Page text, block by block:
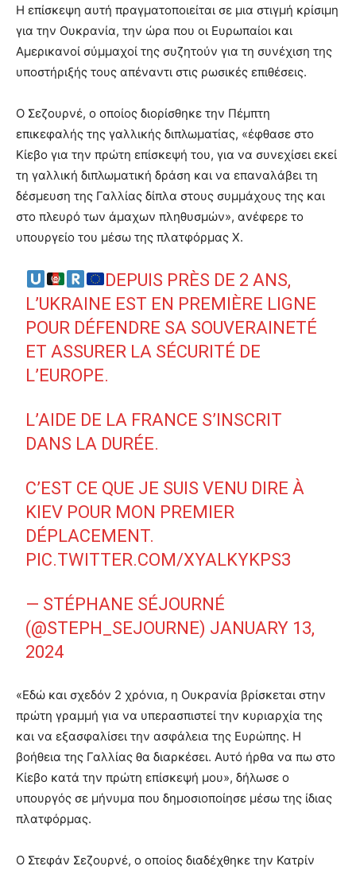
Η επίσκεψη αυτή πραγματοποιείται σε μια στιγμή κρίσιμη
για την Ουκρανία, την ώρα που οι Ευρωπαίοι και
Αμερικανοί σύμμαχοί της συζητούν για τη συνέχιση της
υποστήριξής τους απέναντι στις ρωσικές επιθέσεις.
Ο Σεζουρνέ, ο οποίος διορίσθηκε την Πέμπτη
επικεφαλής της γαλλικής διπλωματίας, «έφθασε στο
Κίεβο για την πρώτη επίσκεψή του, για να συνεχίσει εκεί
τη γαλλική διπλωματική δράση και να επαναλάβει τη
δέσμευση της Γαλλίας δίπλα στους συμμάχους της και
στο πλευρό των άμαχων πληθυσμών», ανέφερε το
υπουργείο του μέσω της πλατφόρμας X.
DEPUIS PRÈS DE 2 ANS,
L’UKRAINE EST EN PREMIÈRE LIGNE
POUR DÉFENDRE SA SOUVERAINETÉ
ET ASSURER LA SÉCURITÉ DE
L’EUROPE.
L’AIDE DE LA FRANCE S’INSCRIT
DANS LA DURÉE.
C’EST CE QUE JE SUIS VENU DIRE À
KIEV POUR MON PREMIER
DÉPLACEMENT.
PIC.TWITTER.COM/XYALKYKPS3
— STÉPHANE SÉJOURNÉ
(@STEPH_SEJOURNE) JANUARY 13,
2024
«Εδώ και σχεδόν 2 χρόνια, η Ουκρανία βρίσκεται στην
πρώτη γραμμή για να υπερασπιστεί την κυριαρχία της
και να εξασφαλίσει την ασφάλεια της Ευρώπης. Η
βοήθεια της Γαλλίας θα διαρκέσει. Αυτό ήρθα να πω στο
Κίεβο κατά την πρώτη επίσκεψή μου», δήλωσε ο
υπουργός σε μήνυμα που δημοσιοποίησε μέσω της ίδιας
πλατφόρμας.
Ο Στεφάν Σεζουρνέ, ο οποίος διαδέχθηκε την Κατρίν